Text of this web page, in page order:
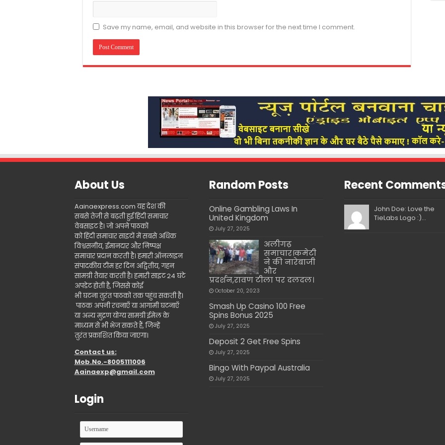
Save my name, email, and website in this browser for the next time I comment.
About Us
Aainaexpress.com यह देश की
सबसे तेजी से बढ़ती हुई हिंदी समाचार
वेबसाइट है। जो अपने पाठकों
को हिंदी समाचार साइटों में सबसे अधिक
विश्वसनीय, ईमानदार और निष्पक्ष
समाचार प्रदान करती है। हमारी ऑनलाइन
संपादकीय टीम हर दिन अद्वितीय, गहन
सामग्री तैयार करती है। हमारी साइट 24 घंटे
अपडेट होती है, जिससे कोई
भी घटना तुरंत पाठकों तक पहुंच सकती है।
पाठक अपनी रचनाएँ या आगामी घटनाएँ
या अन्य मुद्रण योग्य सामग्री ईमेल के
माध्यम से भी भेज सकते हैं, जिन्हें
तुरंत प्रकाशित किया जाएगा।
Contact us:
Mob.No.-8005111006
Aainaexp@gmail.com
Login
Random Posts
Online Gambling Laws In
United Kingdom
July 27, 2025
अलीगढ़
समाचार।कमेटी
ने की नारेबाजी
और
प्रदर्शन,रावण टीला पर दलदल।
October 20, 2023
Smash Up Casino 100 Free
Spins Bonus 2025
July 27, 2025
Deposit 2 Get Free Spins
July 27, 2025
Bingo With Paypal Australia
July 27, 2025
Recent
John Doe: Love the
TieLabs Logo :)...